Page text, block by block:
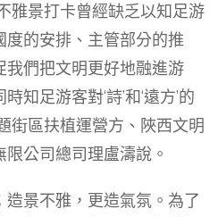
景打卡曾經缺乏以知足游
的安排、主管部分的推
們把文明更好地融進游
知足游客對‘詩’和‘遠方’的
街區扶植運營方、陜西文明
公司總司理盧濤說。
景不雅，更造氣氛。為了